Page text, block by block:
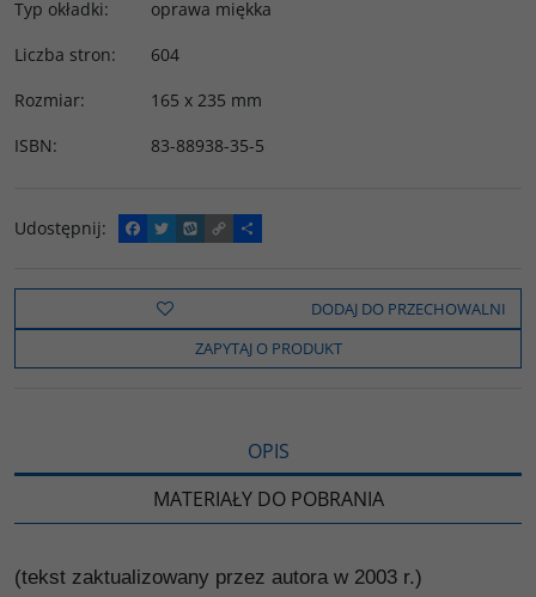
Typ okładki:
oprawa miękka
Liczba stron:
604
Rozmiar:
165 x 235 mm
ISBN: 83-88938-35-5
Udostępnij:
F
a
e
o
k
T
w
t
t
e
W
y
o
C
o
y
i
n
k
P
o
z
e
l
s
DODAJ DO PRZECHOWALNI
ZAPYTAJ O PRODUKT
OPIS
MATERIAŁY DO POBRANIA
(tekst zaktualizowany przez autora w 2003 r.)